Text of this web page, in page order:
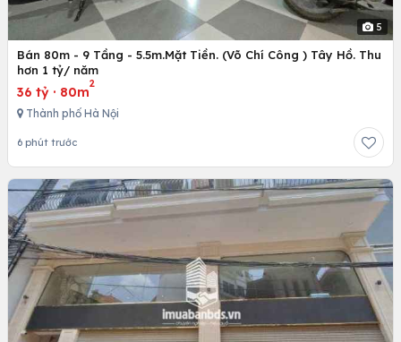
5
Bán 80m - 9 Tầng - 5.5m.Mặt Tiền. (Võ Chí Công ) Tây Hồ. Thu
hơn 1 tỷ/ năm
36 tỷ · 80m
2
Thành phố Hà Nội
6 phút trước